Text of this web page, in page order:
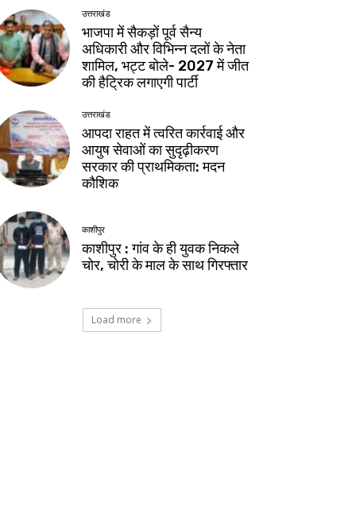
उत्तराखंड
भाजपा में सैकड़ों पूर्व सैन्य
अधिकारी और विभिन्न दलों के नेता
शामिल, भट्ट बोले- 2027 में जीत
की हैट्रिक लगाएगी पार्टी
उत्तराखंड
आपदा राहत में त्वरित कार्रवाई और
आयुष सेवाओं का सुदृढ़ीकरण
सरकार की प्राथमिकता: मदन
कौशिक
काशीपुर
काशीपुर : गांव के ही युवक निकले
चोर, चोरी के माल के साथ गिरफ्तार
Load more